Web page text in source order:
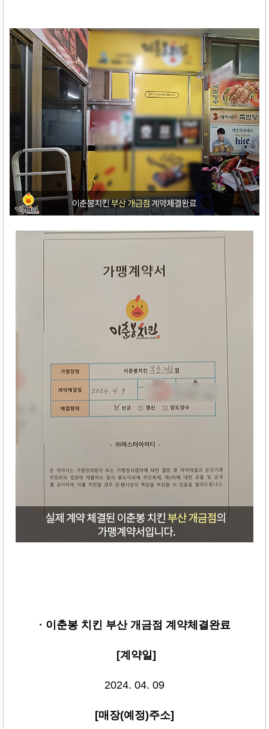
· 이춘봉 치킨 부산 개금점 계약체결완료
[계약일]
2024. 04. 09
[매장(예정)주소]